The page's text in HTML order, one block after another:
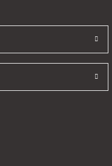
Mini Pvc Karo Kaplama
Karo 017 30x30 cm